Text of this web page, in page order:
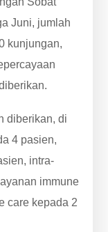
Juni, jumlah
kunjungan,
diberikan, di
4 pasien,
intra-
immune
care kepada 2